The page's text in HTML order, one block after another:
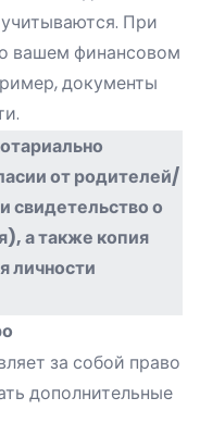
При
вашем финансовом
документы
от родителей/
свидетельство о
а также копия
личности
за собой право
дополнительные